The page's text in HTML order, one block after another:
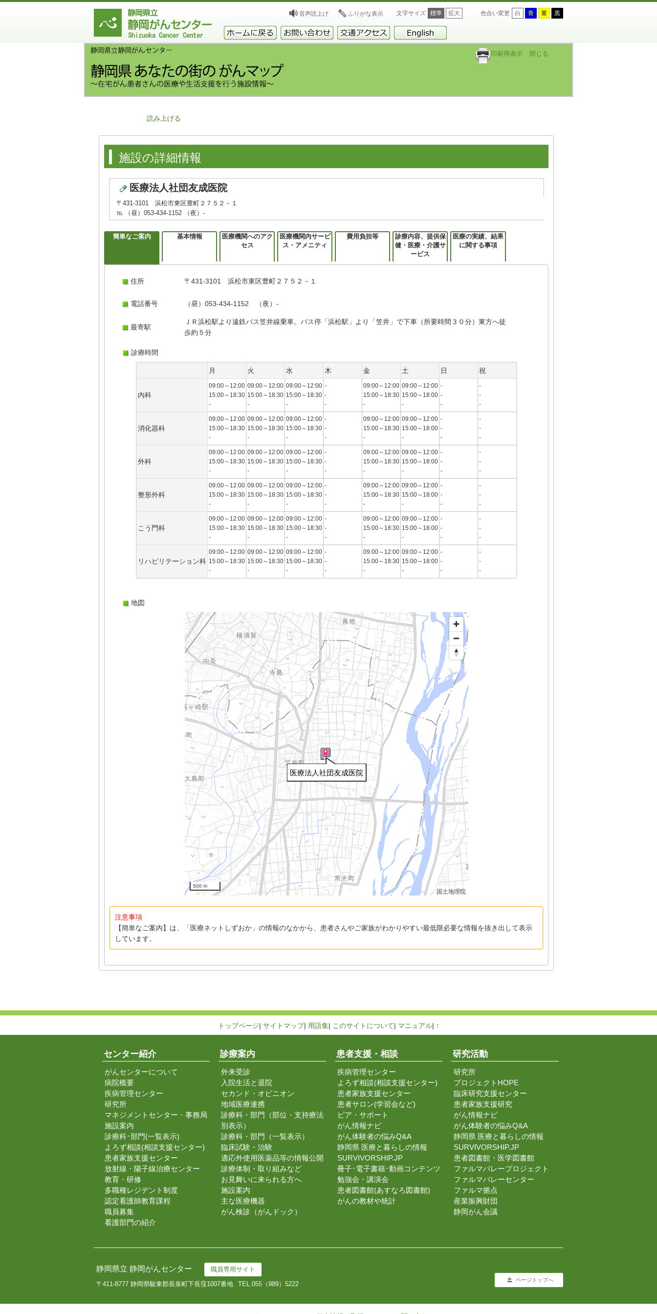
音声読上げ ふりがな表示 文字サイズ 標準 拡大 色合い変更 白 青 黄 黒
印刷用表示 閉じる
読み上げる
施設の詳細情報
医療法人社団友成医院
〒431-3101 浜松市東区豊町２７５２－１
℡ （昼）053-434-1152 （夜）-
簡単なご案内 基本情報
医療機関へのアク
セス
医療機関内サービ
ス・アメニティ
費用負担等
診療内容、提供保
健・医療・介護サ
ービス
医療の実績、結果
に関する事項
住所 〒431-3101 浜松市東区豊町２７５２－１
電話番号 （昼）053-434-1152 （夜）-
最寄駅
ＪＲ浜松駅より遠鉄バス笠井線乗車。バス停「浜松駅」より「笠井」で下車（所要時間３０分）東方へ徒
歩約５分
診療時間
月 火 水 木 金 土 日 祝
内科
09:00～12:00
15:00～18:30
-
09:00～12:00
15:00～18:30
-
09:00～12:00
15:00～18:30
-
-
-
-
09:00～12:00
15:00～18:30
-
09:00～12:00
15:00～18:00
-
-
-
-
-
-
-
消化器科
09:00～12:00
15:00～18:30
-
09:00～12:00
15:00～18:30
-
09:00～12:00
15:00～18:30
-
-
-
-
09:00～12:00
15:00～18:30
-
09:00～12:00
15:00～18:00
-
-
-
-
-
-
-
外科
09:00～12:00
15:00～18:30
-
09:00～12:00
15:00～18:30
-
09:00～12:00
15:00～18:30
-
-
-
-
09:00～12:00
15:00～18:30
-
09:00～12:00
15:00～18:00
-
-
-
-
-
-
-
整形外科
09:00～12:00
15:00～18:30
-
09:00～12:00
15:00～18:30
-
09:00～12:00
15:00～18:30
-
-
-
-
09:00～12:00
15:00～18:30
-
09:00～12:00
15:00～18:00
-
-
-
-
-
-
-
こう門科
09:00～12:00
15:00～18:30
-
09:00～12:00
15:00～18:30
-
09:00～12:00
15:00～18:30
-
-
-
-
09:00～12:00
15:00～18:30
-
09:00～12:00
15:00～18:00
-
-
-
-
-
-
-
リハビリテーション科
09:00～12:00
15:00～18:30
-
09:00～12:00
15:00～18:30
-
09:00～12:00
15:00～18:30
-
-
-
-
09:00～12:00
15:00～18:30
-
09:00～12:00
15:00～18:00
-
-
-
-
-
-
-
地図
医療法人社団友成医院
500 m
国土地理院
注意事項
【簡単なご案内】は、「医療ネットしずおか」の情報のなかから、患者さんやご家族がわかりやすい最低限必要な情報を抜き出して表示
しています。
トップページ| サイトマップ| 用語集| このサイトについて| マニュアル| ↑
センター紹介
がんセンターについて
病院概要
疾病管理センター
研究所
マネジメントセンター・事務局
施設案内
診療科･部門(一覧表示)
よろず相談(相談支援センター)
患者家族支援センター
放射線・陽子線治療センター
教育・研修
多職種レジデント制度
認定看護師教育課程
職員募集
看護部門の紹介
診療案内
外来受診
入院生活と退院
セカンド・オピニオン
地域医療連携
診療科・部門（部位・支持療法
別表示）
診療科・部門（一覧表示）
臨床試験・治験
適応外使用医薬品等の情報公開
診療体制・取り組みなど
お見舞いに来られる方へ
施設案内
主な医療機器
がん検診（がんドック）
患者支援・相談
疾病管理センター
よろず相談(相談支援センター)
患者家族支援センター
患者サロン(学習会など)
ピア・サポート
がん情報ナビ
がん体験者の悩みQ&A
静岡県 医療と暮らしの情報
SURVIVORSHIP.JP
冊子･電子書籍･動画コンテンツ
勉強会・講演会
患者図書館(あすなろ図書館)
がんの教材や統計
研究活動
研究所
プロジェクトHOPE
臨床研究支援センター
患者家族支援研究
がん情報ナビ
がん体験者の悩みQ&A
静岡県 医療と暮らしの情報
SURVIVORSHIP.JP
患者図書館・医学図書館
ファルマバレープロジェクト
ファルマバレーセンター
ファルマ拠点
産業振興財団
静岡がん会議
静岡県立 静岡がんセンター 職員専用サイト
〒411-8777 静岡県駿東郡長泉町下長窪1007番地 TEL.055（989）5222
ページトップへ